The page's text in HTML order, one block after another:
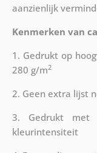
aanzienlijk
Kenmerken van
1. Gedrukt op
280 g/m2
2. Geen extra lijst
3. Gedrukt met
kleurintensiteit